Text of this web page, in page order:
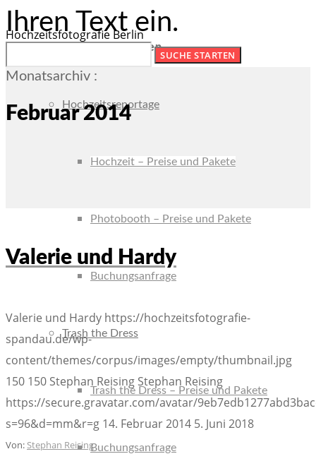
Hochzeitsfotografie Berlin
Fotografie/Leistungen
Hochzeitsreportage
Hochzeit – Preise und Pakete
Photobooth – Preise und Pakete
Buchungsanfrage
Trash the Dress
Trash the Dress – Preise und Pakete
Buchungsanfrage
Ihren Text ein.
Monatsarchiv :
Februar 2014
Valerie und Hardy
Valerie und Hardy https://hochzeitsfotografie-
spandau.de/wp-
content/themes/corpus/images/empty/thumbnail.jpg
150 150 Stephan Reising Stephan Reising
https://secure.gravatar.com/avatar/
s=96&d=mm&r=g 14. Februar 2014 5. Juni 2018
Von: Stephan Reising